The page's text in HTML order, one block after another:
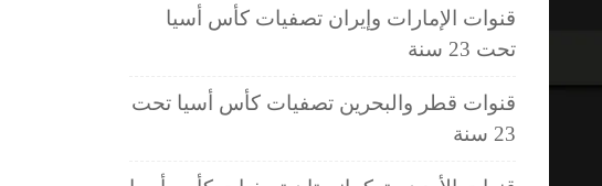
قنوات الإمارات وإيران تصفيات كأس أسيا
تحت 23 سنة
قنوات قطر والبحرين تصفيات كأس أسيا تحت
23 سنة